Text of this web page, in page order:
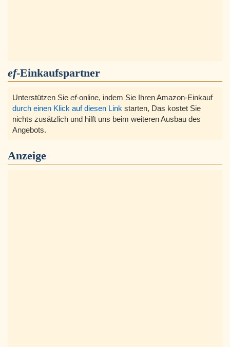
ef-Einkaufspartner
Unterstützen Sie ef-online, indem Sie Ihren Amazon-Einkauf
durch einen Klick auf diesen Link starten, Das kostet Sie
nichts zusätzlich und hilft uns beim weiteren Ausbau des
Angebots.
Anzeige